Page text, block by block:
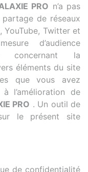
PRO n’a pas
de réseaux
YouTube, Twitter et
d’audience
concernant la
éléments du site
que vous avez
l’amélioration de
PRO . Un outil de
le présent site
de confidentialité